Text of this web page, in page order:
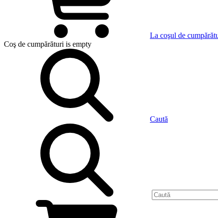
La coşul de
Coş de cumpărături is empty
Caută